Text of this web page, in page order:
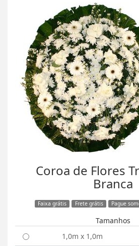
Coroa de Flores
Branca
Faixa grátis Frete grátis Pague
Tamanhos
1,0m x 1,0m